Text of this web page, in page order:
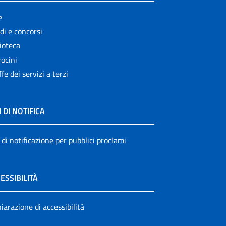
e concorsi
dei servizi a terzi
DI NOTIFICA
notificazione per pubblici proclami
di accessibilità